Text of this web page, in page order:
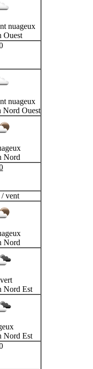
nuageux
Ouest
nuageux
Nord Ouest
Nord
/ vent
Nord
Nord Est
Nord Est